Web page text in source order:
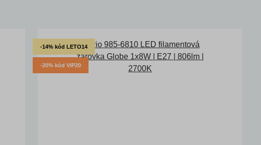
-14% kód LETO14
-20% kód VIP20